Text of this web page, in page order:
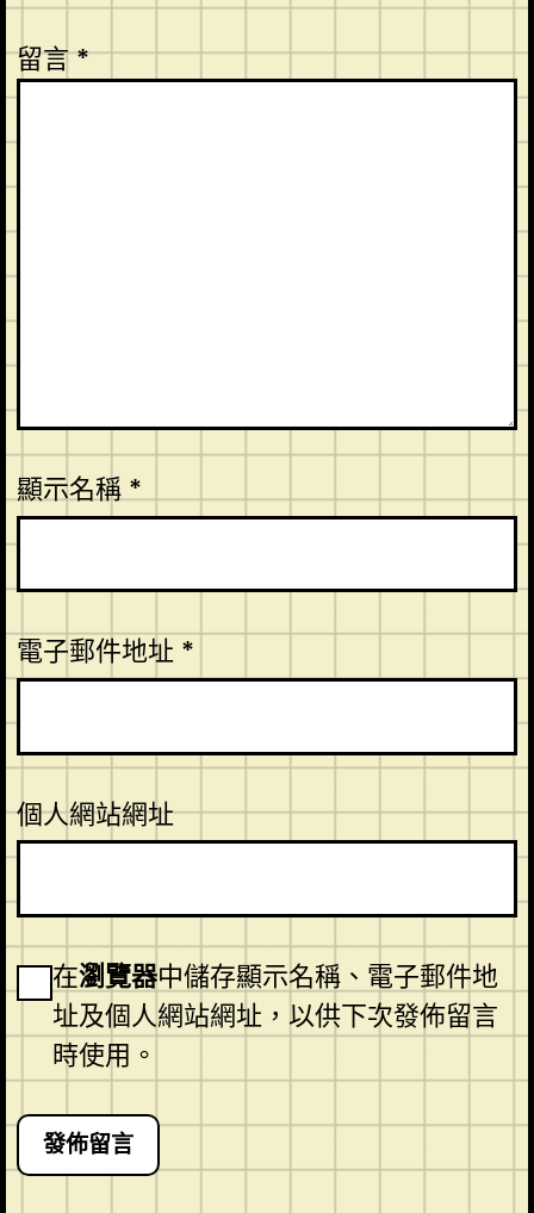
留言*
顯示名稱*
電子郵件地址 *
個人網站網址
在瀏覽器中儲存顯示名稱、電子郵件地
址及個人網站網址，以供下次發佈留言
時使用。